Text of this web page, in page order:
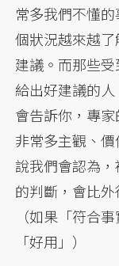
常多我們不懂
個狀況越來越
建議。而那些
給出好建議的
會告訴你，專
非常多主觀、
說我們會認為
的判斷，會比
（如果「符合
「好用」）